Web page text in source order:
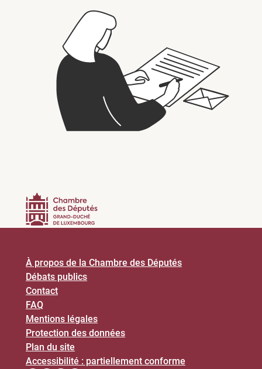
À propos de la Chambre des Députés
Débats publics
Contact
FAQ
Mentions légales
Protection des données
Plan du site
Accessibilité : partiellement conforme